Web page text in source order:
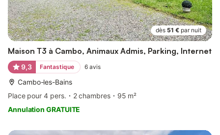
dès 51 € par nuit
Maison T3 à Cambo, Animaux Admis, Parking, Internet
9,3 Fantastique 6 avis
Cambo-les-Bains
Place pour 4 pers.
2 chambres
95 m²
Annulation GRATUITE